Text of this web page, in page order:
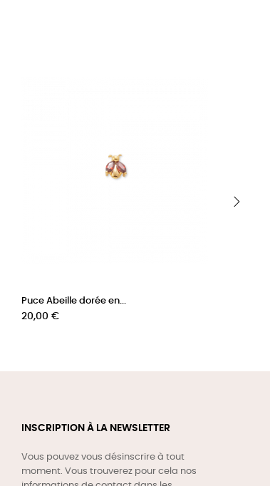
Puce Abeille dorée en...
Prix
20,00 €
INSCRIPTION À LA NEWSLETTER
Vous pouvez vous désinscrire à tout
moment. Vous trouverez pour cela nos